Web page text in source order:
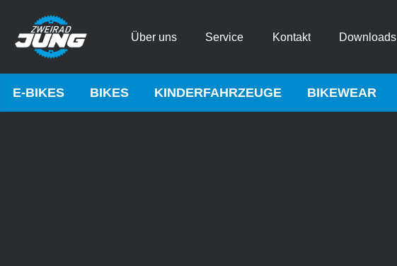
Über uns Service Kontakt Downloads
E-BIKES BIKES KINDERFAHRZEUGE BIKEWEAR